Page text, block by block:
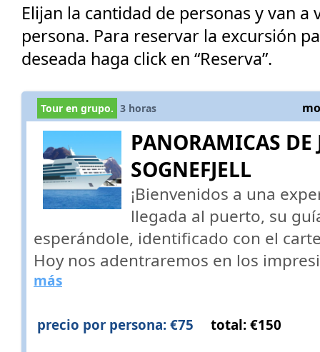
Elijan la cantidad de personas y van
persona. Para reservar la excursión
deseada haga click en “Reserva”.
Tour en grupo. 3 horas
PANORAMICAS
SOGNEFJELL
¡Bienvenidos a una
llegada al puerto, su
esperándole, identificado con el
Hoy nos adentraremos en los
más
precio por persona: €75 total: €150